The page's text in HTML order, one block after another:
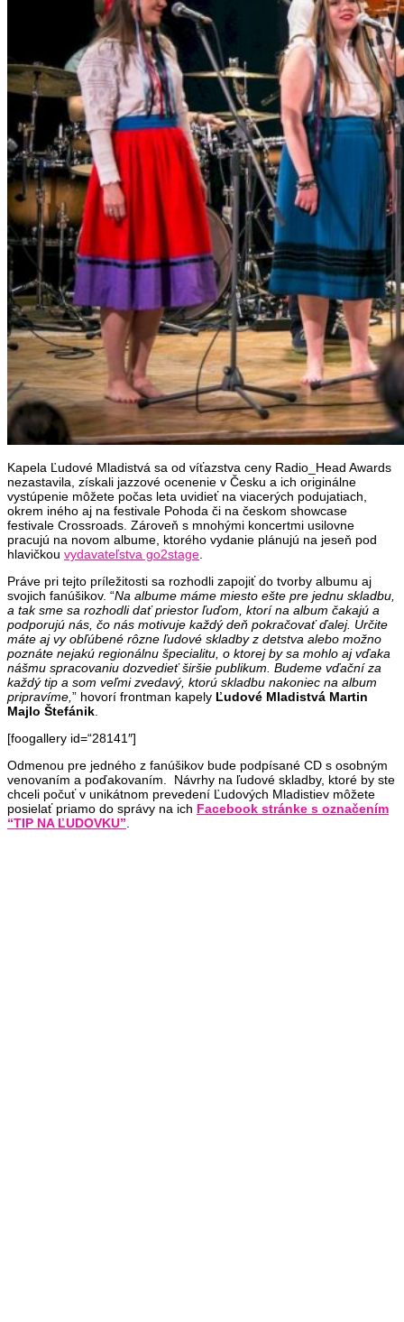
Kapela Ľudové Mladistvá sa od víťazstva ceny Radio_Head Awards
nezastavila, získali jazzové ocenenie v Česku a ich originálne
vystúpenie môžete počas leta uvidieť na viacerých podujatiach,
okrem iného aj na festivale Pohoda či na českom showcase
festivale Crossroads. Zároveň s mnohými koncertmi usilovne
pracujú na novom albume, ktorého vydanie plánujú na jeseň pod
hlavičkou vydavateľstva go2stage
Práve pri tejto príležitosti sa rozhodli zapojiť do tvorby albumu aj
svojich fanúšikov. “Na albume máme miesto ešte pre jednu skladbu,
a tak sme sa rozhodli dať priestor ľuďom, ktorí na album čakajú a
podporujú nás, čo nás motivuje každý deň pokračovať ďalej. Určite
máte aj vy obľúbené rôzne ľudové skladby z detstva alebo možno
poznáte nejakú regionálnu špecialitu, o ktorej by sa mohlo aj vďaka
nášmu spracovaniu dozvedieť širšie publikum. Budeme vďační za
každý tip a som veľmi zvedavý, ktorú skladbu nakoniec na album
pripravíme, ” hovorí frontman kapely Ľudové Mladistvá Martin
Majlo Štefánik
[foogallery id=“28141″]
Odmenou pre jedného z fanúšikov bude podpísané CD s osobným
venovaním a poďakovaním. Návrhy na ľudové skladby, ktoré by ste
chceli počuť v unikátnom prevedení Ľudových Mladistiev môžete
posielať priamo do správy na ich Facebook stránke s označením
“TIP NA ĽUDOVKU”